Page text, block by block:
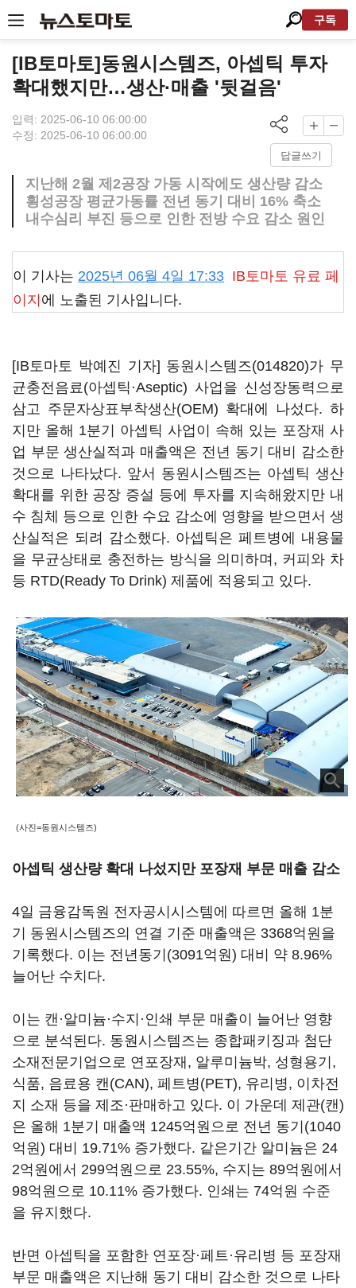
구독
[IB토마토]동원시스템즈, 아셉틱 투자
확대했지만…생산·매출 '뒷걸음'
입력: 2025-06-10 06:00:00
수정: 2025-06-10 06:00:00
답글쓰기
지난해 2월 제2공장 가동 시작에도 생산량 감소
횡성공장 평균가동률 전년 동기 대비 16% 축소
내수심리 부진 등으로 인한 전방 수요 감소 원인
이 기사는 2025년 06월 4일 17:33 IB토마토 유료 페
이지 에 노출된 기사입니다.
[IB토마토 박예진 기자] 동원시스템즈(014820)가 무
균충전음료(아셉틱·Aseptic) 사업을 신성장동력으로
삼고 주문자상표부착생산(OEM) 확대에 나섰다. 하
지만 올해 1분기 아셉틱 사업이 속해 있는 포장재 사
업 부문 생산실적과 매출액은 전년 동기 대비 감소한
것으로 나타났다. 앞서 동원시스템즈는 아셉틱 생산
확대를 위한 공장 증설 등에 투자를 지속해왔지만 내
수 침체 등으로 인한 수요 감소에 영향을 받으면서 생
산실적은 되려 감소했다. 아셉틱은 페트병에 내용물
을 무균상태로 충전하는 방식을 의미하며, 커피와 차
등 RTD(Ready To Drink) 제품에 적용되고 있다.
(사진=동원시스템즈)
아셉틱 생산량 확대 나섰지만 포장재 부문 매출 감소
4일 금융감독원 전자공시시스템에 따르면 올해 1분
기 동원시스템즈의 연결 기준 매출액은 3368억원을
기록했다. 이는 전년동기(3091억원) 대비 약 8.96%
늘어난 수치다.
이는 캔·알미늄·수지·인쇄 부문 매출이 늘어난 영향
으로 분석된다. 동원시스템즈는 종합패키징과 첨단
소재전문기업으로 연포장재, 알루미늄박, 성형용기,
식품, 음료용 캔(CAN), 페트병(PET), 유리병, 이차전
지 소재 등을 제조·판매하고 있다. 이 가운데 제관(캔)
은 올해 1분기 매출액 1245억원으로 전년 동기(1040
억원) 대비 19.71% 증가했다. 같은기간 알미늄은 24
2억원에서 299억원으로 23.55%, 수지는 89억원에서
98억원으로 10.11% 증가했다. 인쇄는 74억원 수준
을 유지했다.
반면 아셉틱을 포함한 연포장·페트·유리병 등 포장재
부문 매출액은 지난해 동기 대비 감소한 것으로 나타